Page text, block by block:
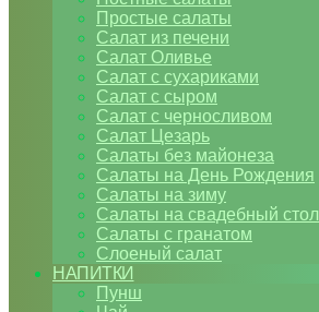
Простые салаты
Салат из печени
Салат Оливье
Салат с сухариками
Салат с сыром
Салат с черносливом
Салат Цезарь
Салаты без майонеза
Салаты на День Рождения
Салаты на зиму
Салаты на свадебный стол
Салаты с гранатом
Слоеный салат
НАПИТКИ
Пунш